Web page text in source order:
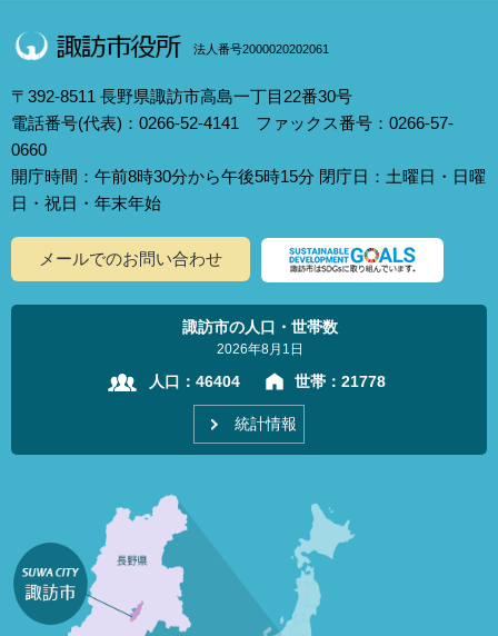
法人番号2000020202061
〒392-8511 長野県諏訪市高島一丁目22番30号
電話番号(代表)：0266-52-4141 ファックス番号：0266-57-
0660
開庁時間：午前8時30分から午後5時15分 閉庁日：土曜日・日曜
日・祝日・年末年始
メールでのお問い合わせ
諏訪市の人口・世帯数
2026年8月1日
人口： 46404 世帯： 21778
統計情報